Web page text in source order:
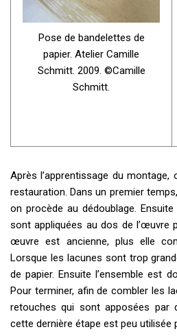
Pose de bandelettes de
papier. Atelier Camille
Schmitt. 2009. ©Camille
Schmitt.
Après l’apprentissage du montage,
restauration. Dans un premier
on procède au dédoublage.
sont appliquées au dos de l’œuvre
œuvre est ancienne, plus elle
Lorsque les lacunes sont trop
de papier. Ensuite l’ensemble est
Pour terminer, afin de combler les
retouches qui sont apposées par
cette dernière étape est peu utilisée